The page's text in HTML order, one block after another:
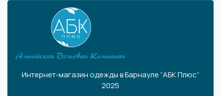
Интернет-магазин одежды в Барнауле “АБК Плюс”
2025